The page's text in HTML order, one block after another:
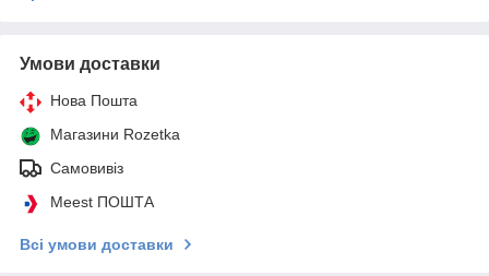
Умови доставки
Нова Пошта
Магазини Rozetka
Самовивіз
Meest ПОШТА
Всі умови доставки